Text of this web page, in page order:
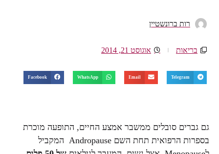
רות ברונשטיין
בריאות אוגוסט 21, 2014
Telegram
Email
WhatsApp
Facebook
גם גברים סובלים ממשבר אמצע החיים, התופעה מוכרת
בספרות הרפואית תחת השם Andropause המקביל